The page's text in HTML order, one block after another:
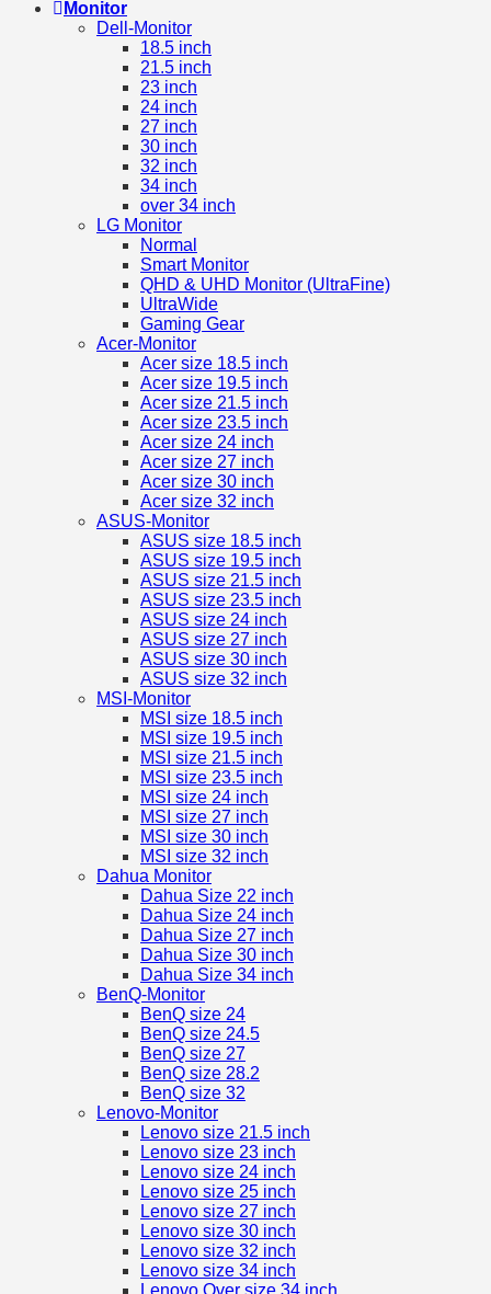
Monitor
Dell-Monitor
18.5 inch
21.5 inch
23 inch
24 inch
27 inch
30 inch
32 inch
34 inch
over 34 inch
LG Monitor
Normal
Smart Monitor
QHD & UHD Monitor (UltraFine)
UltraWide
Gaming Gear
Acer-Monitor
Acer size 18.5 inch
Acer size 19.5 inch
Acer size 21.5 inch
Acer size 23.5 inch
Acer size 24 inch
Acer size 27 inch
Acer size 30 inch
Acer size 32 inch
ASUS-Monitor
ASUS size 18.5 inch
ASUS size 19.5 inch
ASUS size 21.5 inch
ASUS size 23.5 inch
ASUS size 24 inch
ASUS size 27 inch
ASUS size 30 inch
ASUS size 32 inch
MSI-Monitor
MSI size 18.5 inch
MSI size 19.5 inch
MSI size 21.5 inch
MSI size 23.5 inch
MSI size 24 inch
MSI size 27 inch
MSI size 30 inch
MSI size 32 inch
Dahua Monitor
Dahua Size 22 inch
Dahua Size 24 inch
Dahua Size 27 inch
Dahua Size 30 inch
Dahua Size 34 inch
BenQ-Monitor
BenQ size 24
BenQ size 24.5
BenQ size 27
BenQ size 28.2
BenQ size 32
Lenovo-Monitor
Lenovo size 21.5 inch
Lenovo size 23 inch
Lenovo size 24 inch
Lenovo size 25 inch
Lenovo size 27 inch
Lenovo size 30 inch
Lenovo size 32 inch
Lenovo size 34 inch